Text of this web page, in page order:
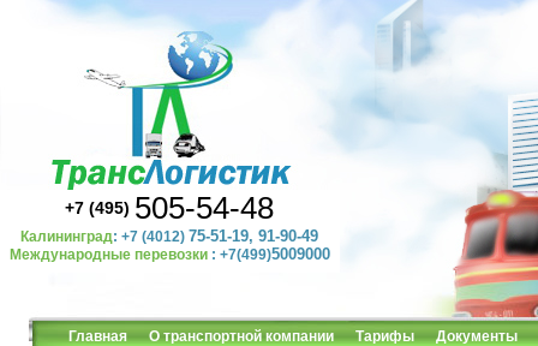
+7 (495) 505-54-48
Калининград: +7 (4012)75-51-19, 91-90-49
Международные перевозки : +7(499)5009000
Главная О транспортной компании Тарифы Документы